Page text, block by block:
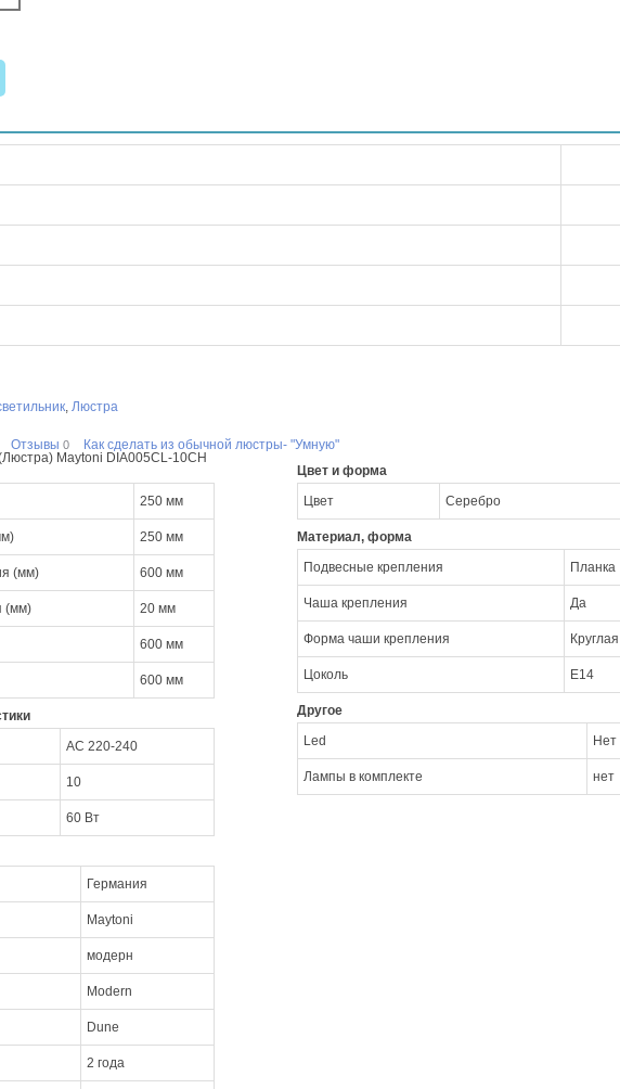
, Люстра
Отзывы 0
Как сделать из обычной люстры- "Умную"
Maytoni DIA005CL-10CH
250 мм
250 мм
(мм) 600 мм
(мм) 20 мм
600 мм
600 мм
AC 220-240
10
60 Вт
Германия
Maytoni
модерн
Modern
Dune
2 года
Цвет и форма
Цвет
Серебро
Материал, форма
Подвесные крепления
Планка
Чаша крепления Да
Форма чаши крепления Круглая
Цоколь E14
Другое
Led
Нет
Лампы в комплекте нет